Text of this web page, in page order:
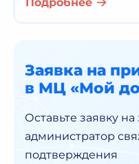
Заявка на
в МЦ «Мой
Оставьте заявку
администратор
подтверждения